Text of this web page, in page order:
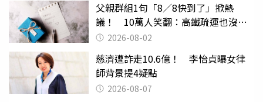
父親群組1句「8／8快到了」掀熱
議！ 10萬人笑翻：高鐵疏運也沒列
父親節
2026-08-02
慈濟遭詐走10.6億！ 李怡貞曝女律
師背景提4疑點
2026-08-07